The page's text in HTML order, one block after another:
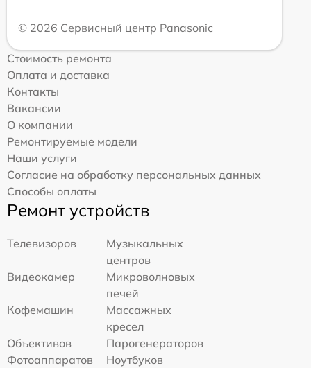
© 2026 Сервисный центр Panasonic
Стоимость ремонта
Оплата и доставка
Контакты
Вакансии
О компании
Ремонтируемые модели
Наши услуги
Согласие на обработку персональных данных
Способы оплаты
Ремонт устройств
Телевизоров
Музыкальных
центров
Видеокамер
Микроволновых
печей
Кофемашин
Массажных
кресел
Объективов
Парогенераторов
Фотоаппаратов
Ноутбуков